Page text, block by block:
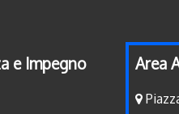
e Impegno
Area